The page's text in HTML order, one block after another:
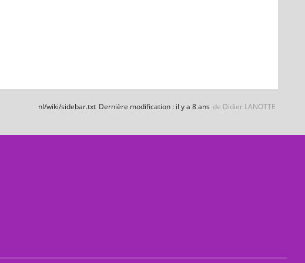
nl/wiki/sidebar.txt Dernière modification : il y a 8 ans de Didier LANOTTE